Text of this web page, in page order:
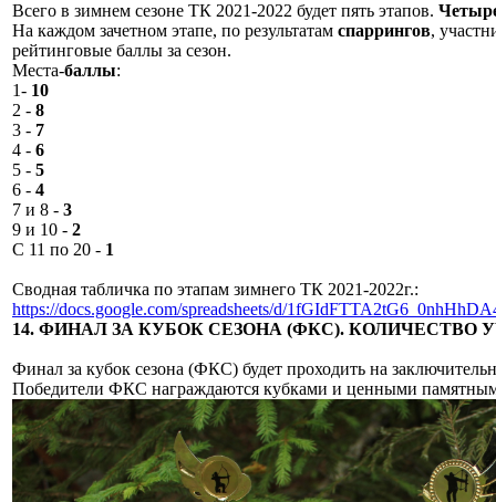
Всего в зимнем сезоне ТК 2021-2022 будет пять этапов.
На каждом зачетном этапе, по результатам спаррингов,
рейтинговые баллы за сезон.
Места-баллы:
1- 10
2 - 8
3 - 7
4 - 6
5 - 5
6 - 4
7 и 8 - 3
9 и 10 - 2
С 11 по 20 - 1
Сводная табличка по этапам зимнего ТК 2021-2022г.:
https://docs.google.com/spreadsheets/d/
14. ФИНАЛ ЗА КУБОК СЕЗОНА (ФКС). КОЛИЧЕСТВО
Финал за кубок сезона (ФКС) будет проходить на
Победители ФКС награждаются кубками и ценными